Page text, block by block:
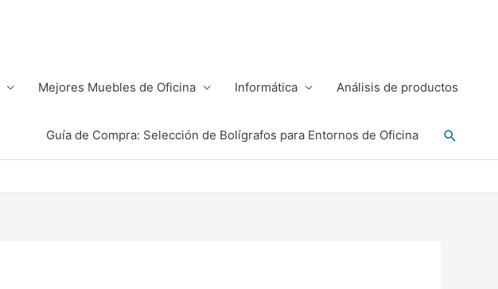
Mejores Muebles de Oficina Informática Análisis de productos
Guía de Compra: Selección de Bolígrafos para Entornos de Oficina Buscar